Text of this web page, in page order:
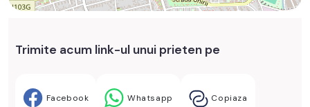
Trimite acum link-ul unui prieten pe
Facebook Whatsapp Copiaza